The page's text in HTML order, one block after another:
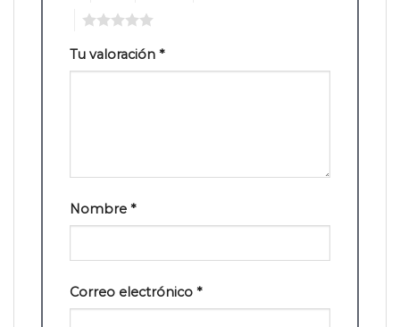
Tu valoración *
Nombre *
Correo electrónico *